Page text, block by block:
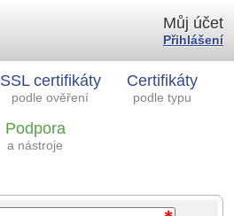
SSL certifikáty
podle ověření
Certifikáty
podle typu
Podpora
a nástroje
Můj účet
Přihlášení